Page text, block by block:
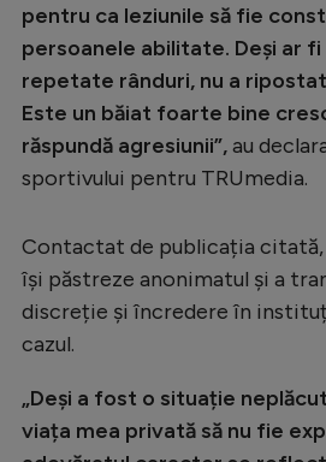
pentru ca leziunile să fie
persoanele abilitate. Deși ar
repetate rânduri, nu a
Este un băiat foarte bine
răspundă agresiunii”,au
sportivului pentru TRUmedia.
Contactat de publicația citată,
își păstreze anonimatul și a
discreție și încredere în
cazul.
„Deși a fost o situație
viața mea privată să nu fie